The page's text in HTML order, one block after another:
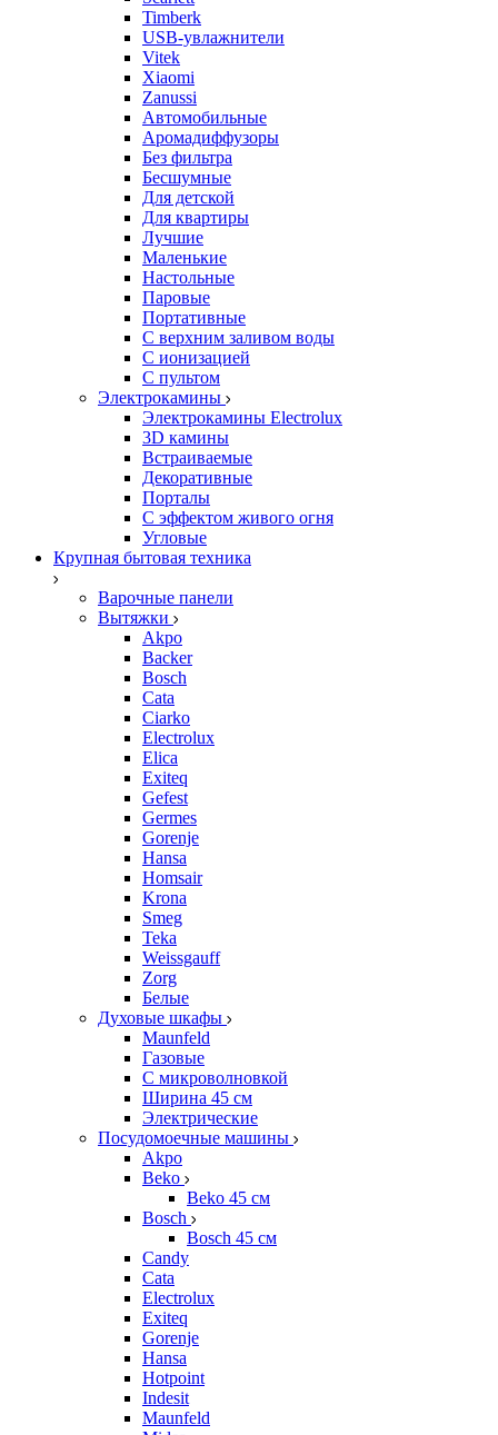
Timberk
USB-увлажнители
Vitek
Xiaomi
Zanussi
Автомобильные
Аромадиффузоры
Без фильтра
Бесшумные
Для детской
Для квартиры
Лучшие
Маленькие
Настольные
Паровые
Портативные
С верхним заливом воды
С ионизацией
С пультом
Электрокамины
Электрокамины Electrolux
3D камины
Встраиваемые
Декоративные
Порталы
С эффектом живого огня
Угловые
Крупная бытовая техника
Варочные панели
Вытяжки
Akpo
Backer
Bosch
Cata
Ciarko
Electrolux
Elica
Exiteq
Gefest
Germes
Gorenje
Hansa
Homsair
Krona
Smeg
Teka
Weissgauff
Zorg
Белые
Духовые шкафы
Maunfeld
Газовые
С микроволновкой
Ширина 45 см
Электрические
Посудомоечные машины
Akpo
Beko
Beko 45 см
Bosch
Bosch 45 см
Candy
Cata
Electrolux
Exiteq
Gorenje
Hansa
Hotpoint
Indesit
Maunfeld